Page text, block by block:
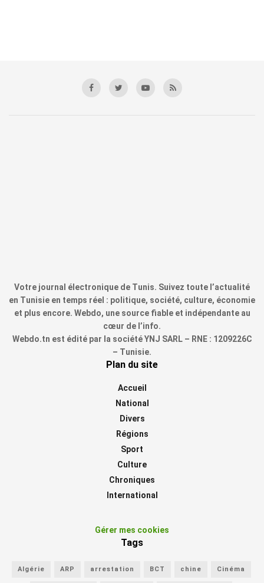
Votre journal électronique de Tunis. Suivez toute l’actualité
en Tunisie en temps réel : politique, société, culture, économie
et plus encore. Webdo, une source fiable et indépendante au
cœur de l’info.
Webdo.tn est édité par la société YNJ SARL – RNE : 1209226C
– Tunisie.
Plan du site
Accueil
National
Divers
Régions
Sport
Culture
Chroniques
International
Gérer mes cookies
Tags
Algérie ARP arrestation BCT chine Cinéma